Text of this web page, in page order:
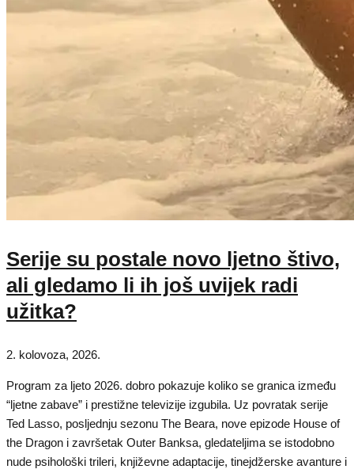
Serije su postale novo ljetno štivo,
ali gledamo li ih još uvijek radi
užitka?
2. kolovoza, 2026.
Program za ljeto 2026. dobro pokazuje koliko se granica između
“ljetne zabave” i prestižne televizije izgubila. Uz povratak serije
Ted Lasso, posljednju sezonu The Beara, nove epizode House of
the Dragon i završetak Outer Banksa, gledateljima se istodobno
nude psihološki trileri, književne adaptacije, tinejdžerske avanture i